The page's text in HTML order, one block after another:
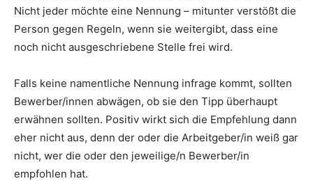
Nicht jeder möchte eine Nennung – mitunter verstößt die
Person gegen Regeln, wenn sie weitergibt, dass eine
noch nicht ausgeschriebene Stelle frei wird.
Falls keine namentliche Nennung infrage kommt, sollten
Bewerber/innen abwägen, ob sie den Tipp überhaupt
erwähnen sollten. Positiv wirkt sich die Empfehlung dann
eher nicht aus, denn der oder die Arbeitgeber/in weiß gar
nicht, wer die oder den jeweilige/n Bewerber/in
empfohlen hat.